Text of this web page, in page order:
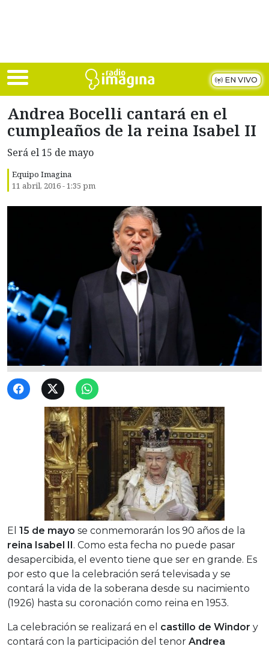
EN VIVO
Andrea Bocelli cantará en el
cumpleaños de la reina Isabel II
Será el 15 de mayo
Equipo Imagina
11 abril, 2016 - 1:35 pm
El 15 de mayo se conmemorarán los 90 años de la
reina Isabel II. Como esta fecha no puede pasar
desapercibida, el evento tiene que ser en grande. Es
por esto que la celebración será televisada y se
contará la vida de la soberana desde su nacimiento
(1926) hasta su coronación como reina en 1953.
La celebración se realizará en el castillo de Windor y
contará con la participación del tenor Andrea